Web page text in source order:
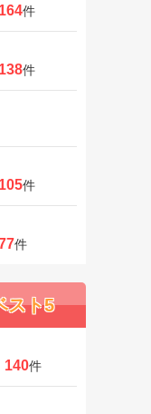
164件
138件
105件
件
スト5
140件